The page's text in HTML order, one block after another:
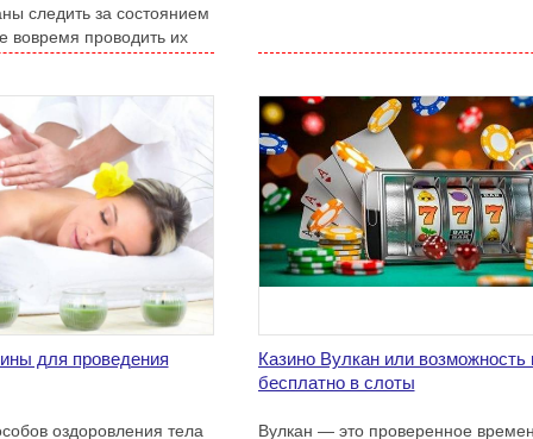
следить за состоянием
вовремя проводить их
для проведения
оздоровления тела
Казино Вулкан или возможность
бесплатно в слоты
Вулкан — это проверенное